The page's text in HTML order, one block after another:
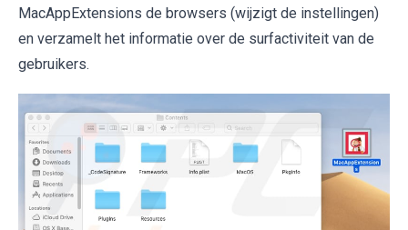
MacAppExtensions de browsers (wijzigt de instellingen)
en verzamelt het informatie over de surfactiviteit van de
gebruikers.